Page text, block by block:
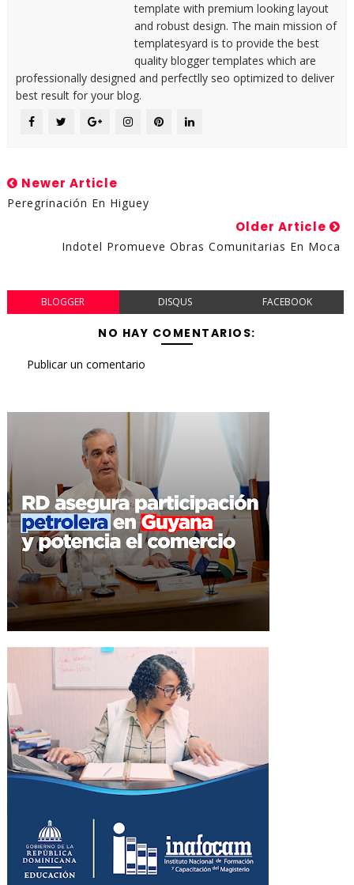
template with premium looking layout
and robust design. The main mission of
templatesyard is to provide the best
quality blogger templates which are
professionally designed and perfectlly seo optimized to deliver
best result for your blog.
Newer Article
Peregrinación En Higuey
Older Article
Indotel Promueve Obras Comunitarias En Moca
BLOGGER DISQUS FACEBOOK
NO HAY COMENTARIOS:
Publicar un comentario